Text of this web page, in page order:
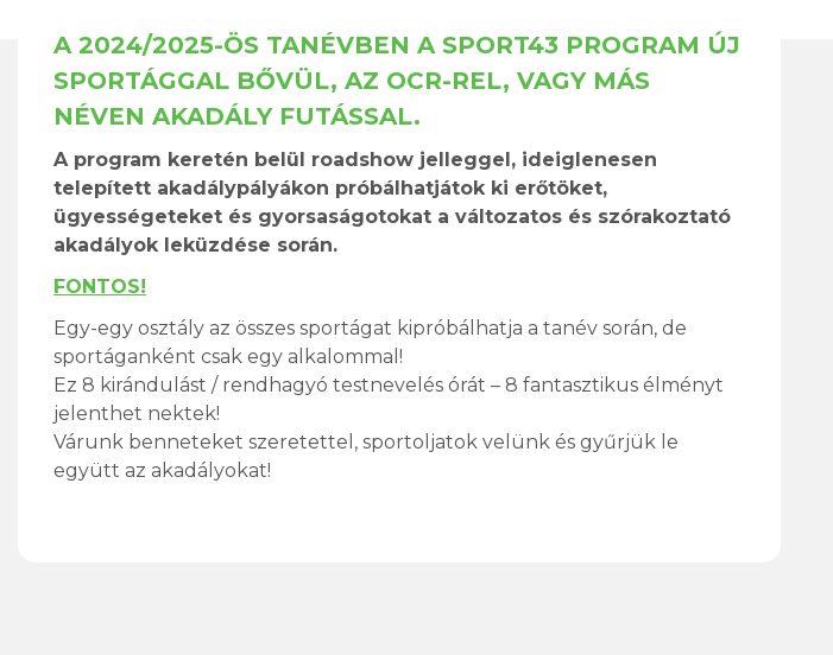
A 2024/2025-ÖS TANÉVBEN A SPORT43 PROGRAM ÚJ
SPORTÁGGAL BŐVÜL, AZ OCR-REL, VAGY MÁS
NÉVEN AKADÁLY FUTÁSSAL.
A program keretén belül roadshow jelleggel, ideiglenesen
telepített akadálypályákon próbálhatjátok ki erőtöket,
ügyességeteket és gyorsaságotokat a változatos és szórakoztató
akadályok leküzdése során.
FONTOS!
Egy-egy osztály az összes sportágat kipróbálhatja a tanév során, de
sportáganként csak egy alkalommal!
Ez 8 kirándulást / rendhagyó testnevelés órát – 8 fantasztikus élményt
jelenthet nektek!
Várunk benneteket szeretettel, sportoljatok velünk és gyűrjük le
együtt az akadályokat!